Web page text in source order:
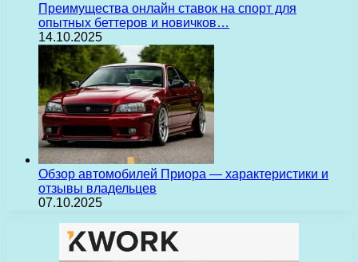
Преимущества онлайн ставок на спорт для
опытных беттеров и новичков…
14.10.2025
Обзор автомобилей Приора — характеристики и
отзывы владельцев
07.10.2025